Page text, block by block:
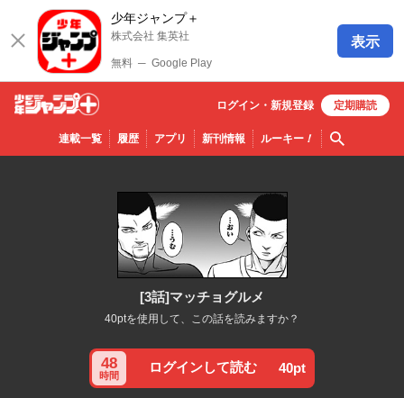
少年ジャンプ＋
株式会社 集英社
無料 ─ Google Play
表示
少年ジ
ャンプ
連載一覧 履歴 アプリ 新刊情報 ルーキー！ 検索
ログイン・ 新規登録 定期購読
[3話]マッチョグルメ
40ptを使用して、この話を読みますか？
48
時間
ログインして読む 40pt